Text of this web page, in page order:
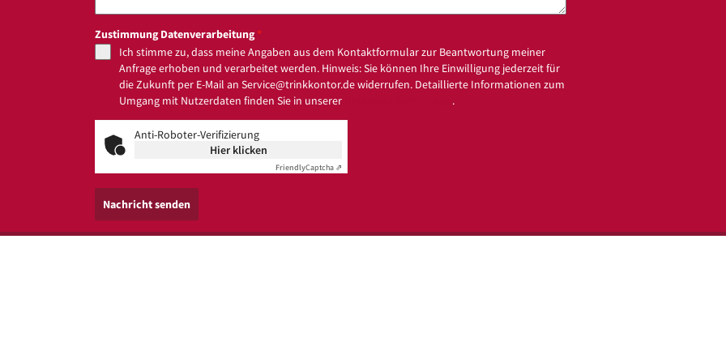
Zustimmung Datenverarbeitung*
Ich stimme zu, dass meine Angaben aus dem Kontaktformular zur Beantwortung meiner
Anfrage erhoben und verarbeitet werden. Hinweis: Sie können Ihre Einwilligung jederzeit für
die Zukunft per E-Mail an Service@trinkkontor.de widerrufen. Detaillierte Informationen zum
Umgang mit Nutzerdaten finden Sie in unserer
.
Anti-Roboter-Verifizierung
Hier klicken
FriendlyCaptcha ⇗
Nachricht senden